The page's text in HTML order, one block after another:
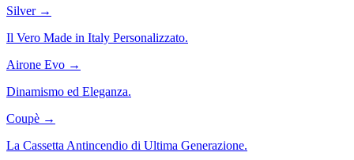
Silver →
Il Vero Made in Italy Personalizzato.
Airone Evo →
Dinamismo ed Eleganza.
Coupè →
La Cassetta Antincendio di Ultima Generazione.